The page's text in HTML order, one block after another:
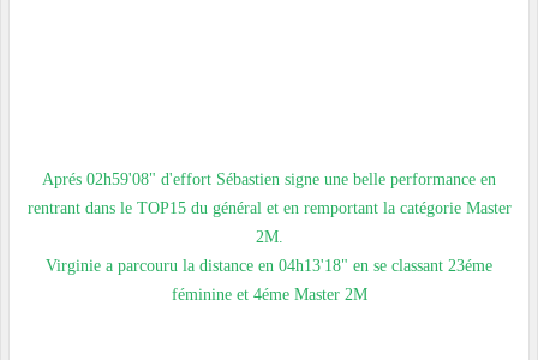
Aprés 02h59'08" d'effort Sébastien signe une belle performance en
rentrant dans le TOP15 du général et en remportant la catégorie Master
2M.
Virginie a parcouru la distance en 04h13'18" en se classant 23éme
féminine et 4éme Master 2M